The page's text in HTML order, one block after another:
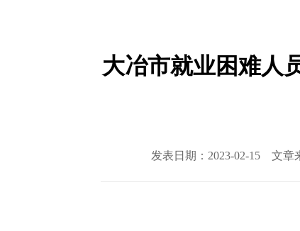
大冶市就业困难人
发表日期：2023-02-15 文章